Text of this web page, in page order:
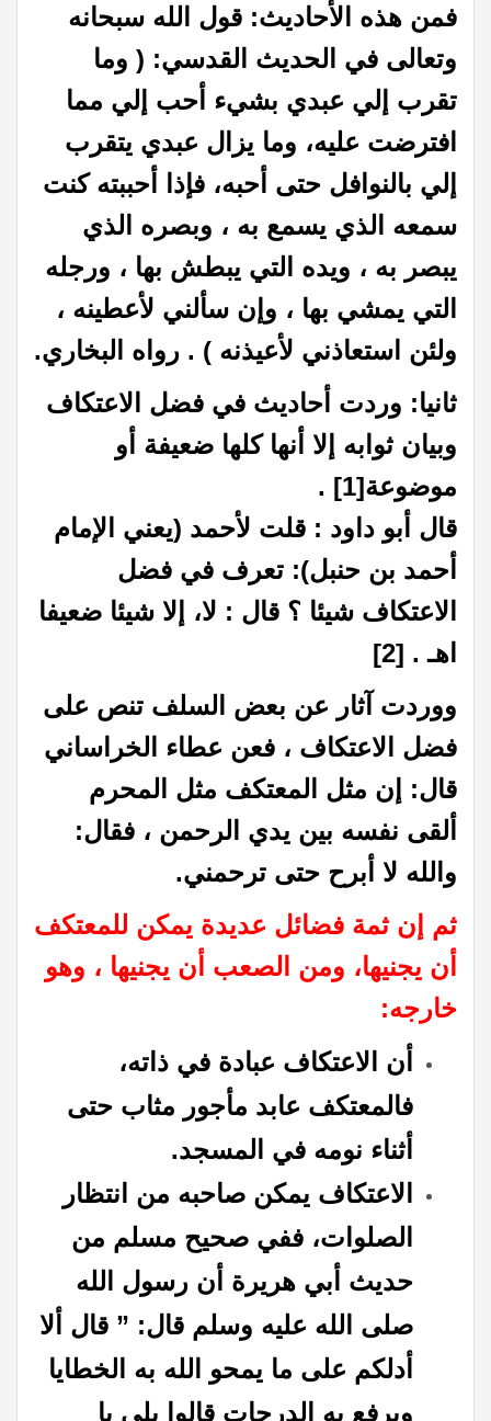
فمن هذه الأحاديث: قول الله سبحانه
وتعالى في الحديث القدسي: ( وما
تقرب إلي عبدي بشيء أحب إلي مما
افترضت عليه، وما يزال عبدي يتقرب
إلي بالنوافل حتى أحبه، فإذا أحببته كنت
سمعه الذي يسمع به ، وبصره الذي
يبصر به ، ويده التي يبطش بها ، ورجله
التي يمشي بها ، وإن سألني لأعطينه ،
ولئن استعاذني لأعيذنه ) . رواه البخاري.
ثانيا: وردت أحاديث في فضل الاعتكاف
وبيان ثوابه إلا أنها كلها ضعيفة أو
موضوعة[1]
.
قال أبو داود : قلت لأحمد (يعني الإمام
أحمد بن حنبل): تعرف في فضل
الاعتكاف شيئا ؟ قال : لا، إلا شيئا ضعيفا
اهـ . [2]
ووردت آثار عن بعض السلف تنص على
فضل الاعتكاف ، فعن عطاء الخراساني
قال: إن مثل المعتكف مثل المحرم
ألقى نفسه بين يدي الرحمن ، فقال:
والله لا أبرح حتى ترحمني.
ثم إن ثمة فضائل عديدة يمكن للمعتكف
أن يجنيها، ومن الصعب أن يجنيها ، وهو
خارجه:
أن الاعتكاف عبادة في ذاته،
فالمعتكف عابد مأجور مثاب حتى
أثناء نومه في المسجد.
الاعتكاف يمكن صاحبه من انتظار
الصلوات، ففي صحيح مسلم من
حديث أبي هريرة أن رسول الله
صلى الله عليه وسلم قال: ” قال ألا
أدلكم على ما يمحو الله به الخطايا
ويرفع به الدرجات قالوا بلى يا